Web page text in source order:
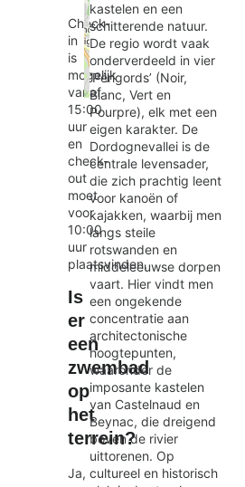
Check-
in
is
mogelijk
vanaf
15:00
uur
en
check-
out
moet
voor
10:00
uur
plaatsvinden.
Is
er
een
zwembad
op
het
terrein?
Ja,
Exit map
kastelen en een
schitterende natuur.
De regio wordt vaak
onderverdeeld in vier
‘Périgords’ (Noir,
Blanc, Vert en
Pourpre), elk met een
eigen karakter. De
Dordognevallei is de
centrale levensader,
die zich prachtig leent
voor kanoën of
kajakken, waarbij men
langs steile
rotswanden en
middeleeuwse dorpen
vaart. Hier vindt men
een ongekende
concentratie aan
architectonische
hoogtepunten,
waaronder de
imposante kastelen
van Castelnaud en
Beynac, die dreigend
boven de rivier
uittorenen. Op
cultureel en historisch